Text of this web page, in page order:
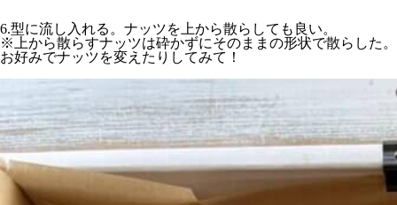
6.型に流し入れる。ナッツを上から散らしても良い。
※上から散らすナッツは砕かずにそのままの形状で散らした。
お好みでナッツを変えたりしてみて！